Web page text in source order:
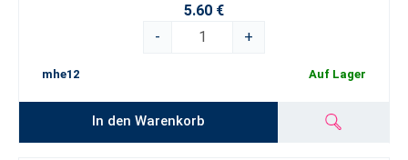
5.60 €
-
+
mhe12 Auf Lager
In den Warenkorb